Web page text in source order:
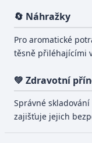
🔄 Náhražky
Pro aromatické
těsně přiléhajícími
💚 Zdravotní
Správné
zajišťuje jejich